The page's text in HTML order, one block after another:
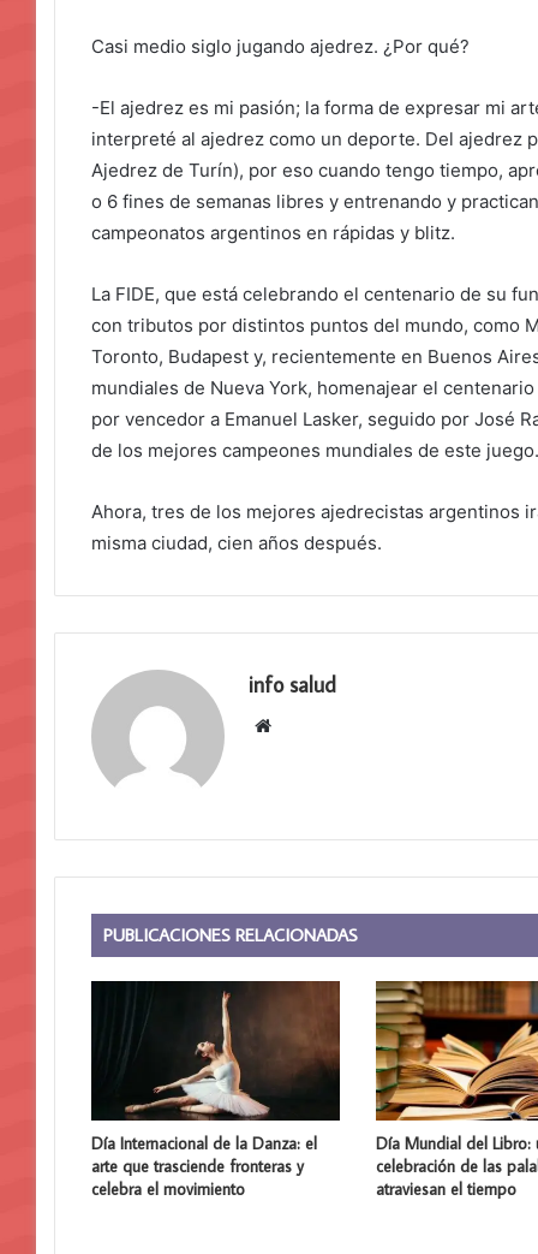
Casi medio siglo jugando ajedrez. ¿Por qué?
-El ajedrez es mi pasión; la forma de expresar mi
interpreté al ajedrez como un deporte. Del ajedrez
Ajedrez de Turín), por eso cuando tengo tiempo,
o 6 fines de semanas libres y entrenando y
campeonatos argentinos en rápidas y blitz.
La FIDE, que está celebrando el centenario de su
con tributos por distintos puntos del mundo, como
Toronto, Budapest y, recientemente en Buenos
mundiales de Nueva York, homenajear el
por vencedor a Emanuel Lasker, seguido por José
de los mejores campeones mundiales de este juego.
Ahora, tres de los mejores ajedrecistas argentinos
misma ciudad, cien años después.
info salud
Sitio
PUBLICACIONES RELACIONADAS
Día Internacional de la Danza: el
arte que trasciende fronteras y
celebra el movimiento
Día Mundial del Libro:
celebración de las
atraviesan el tiempo